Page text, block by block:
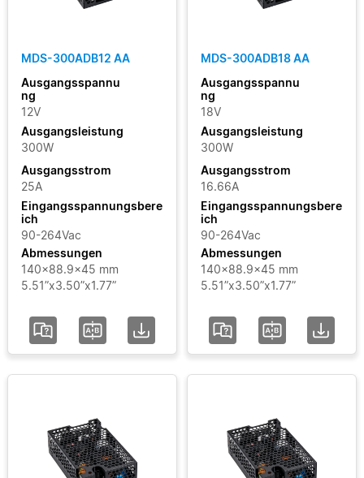
MDS-300ADB12 AA
Ausgangsspannu
ng
12V
Ausgangsleistung
300W
Ausgangsstrom
25A
Eingangsspannungsbere
ich
90-264Vac
Abmessungen
140x88.9x45 mm
5.51”x3.50”x1.77”
MDS-300ADB18 AA
Ausgangsspannu
ng
18V
Ausgangsleistung
300W
Ausgangsstrom
16.66A
Eingangsspannungsbere
ich
90-264Vac
Abmessungen
140x88.9x45 mm
5.51”x3.50”x1.77”